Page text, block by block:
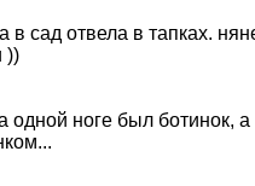
в сад отвела в тапках.
))
ноге был ботинок, а